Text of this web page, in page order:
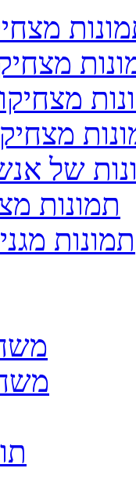
של
תמונות
תמונות